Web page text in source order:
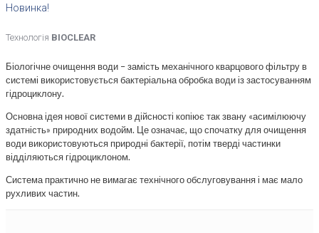
Новинка!
Технологія BIOCLEAR
Біологічне очищення води – замість механічного кварцового фільтру в
системі використовується бактеріальна обробка води із застосуванням
гідроциклону.
Основна ідея нової системи в дійсності копіює так звану «асимілюючу
здатність» природних водойм. Це означає, що спочатку для очищення
води використовуються природні бактерії, потім тверді частинки
відділяються гідроциклоном.
Система практично не вимагає технічного обслуговування і має мало
рухливих частин.